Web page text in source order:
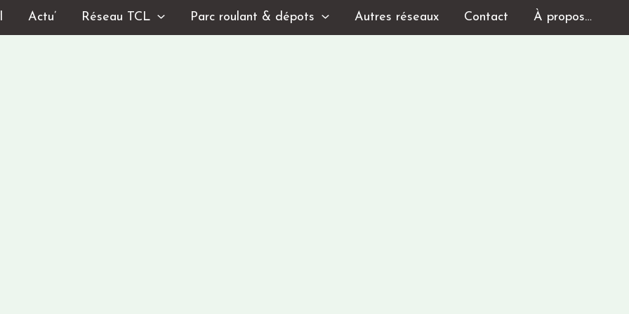
Actu’ Réseau TCL Parc roulant & dépots Autres réseaux Contact À propos…